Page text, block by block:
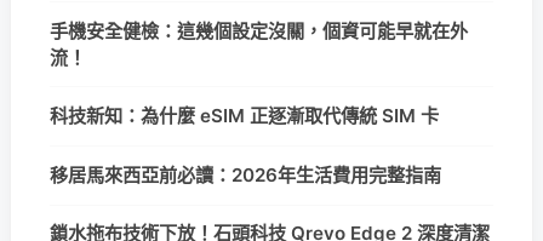
手機安全健檢：這幾個設定沒關，個資可能早就在外
流！
科技新知：為什麼 eSIM 正逐漸取代傳統 SIM 卡
移居馬來西亞前必讀：2026年生活費用完整指南
鎖水拖布技術下放！石頭科技 Qrevo Edge 2 深度清潔